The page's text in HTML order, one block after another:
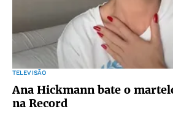
TELEVISÃO
Ana Hickmann bate o
na Record